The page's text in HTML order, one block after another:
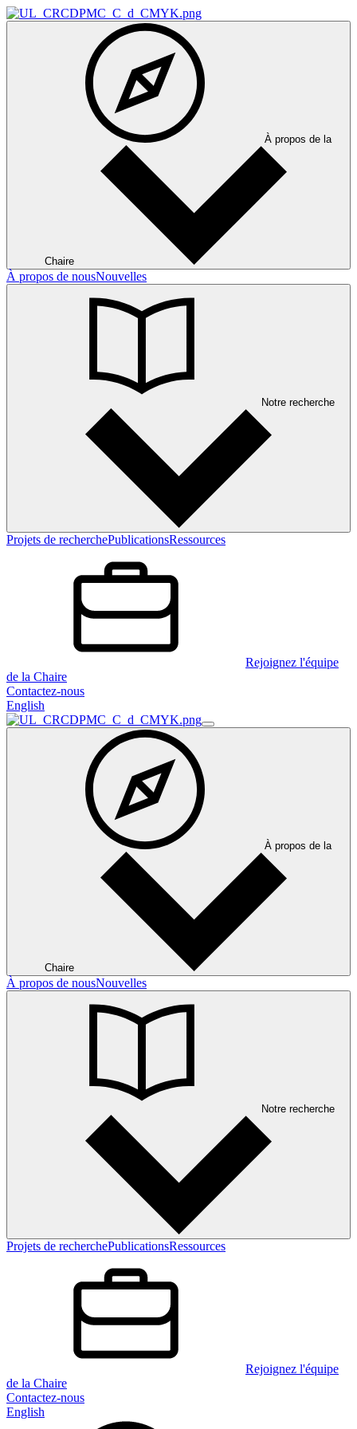
À propos de la
Chaire
À propos de nousNouvelles
Notre recherche
Projets de recherchePublicationsRessources
Rejoignez l'équipe
de la Chaire
Contactez-nous
English
À propos de la
Chaire
À propos de nousNouvelles
Notre recherche
Projets de recherchePublicationsRessources
Rejoignez l'équipe
de la Chaire
Contactez-nous
English